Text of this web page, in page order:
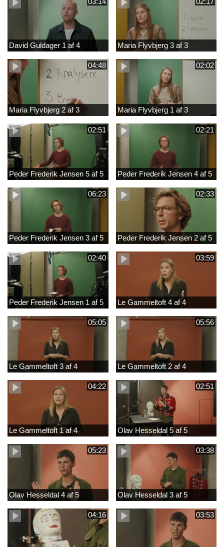
David Guldager 1 af 4 Maria Flyvbjerg 3 af 3
04:48
Maria Flyvbjerg 2 af 3
02:02
Maria Flyvbjerg 1 af 3
02:51
Peder Frederik Jensen 5 af 5
02:21
Peder Frederik Jensen 4 af 5
06:23
Peder Frederik Jensen 3 af 5
02:33
Peder Frederik Jensen 2 af 5
02:40
Peder Frederik Jensen 1 af 5
03:59
Le Gammeltoft 4 af 4
05:05
Le Gammeltoft 3 af 4
05:56
Le Gammeltoft 2 af 4
04:22
Le Gammeltoft 1 af 4
02:51
Olav Hesseldal 5 af 5
05:23
Olav Hesseldal 4 af 5
03:38
Olav Hesseldal 3 af 5
04:16 03:53